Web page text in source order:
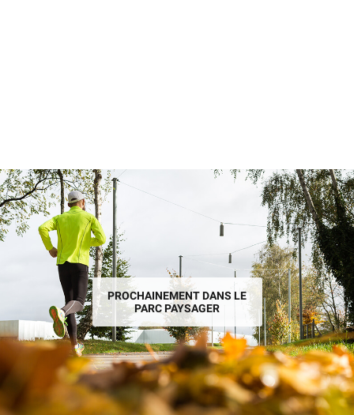
PROCHAINEMENT DANS LE
PARC PAYSAGER